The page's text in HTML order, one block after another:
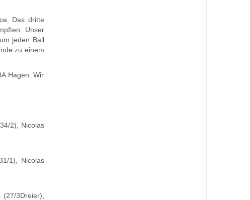
Das dritte
Unser
jeden Ball
zu einem
Hagen. Wir
2), Nicolas
1), Nicolas
3Dreier),